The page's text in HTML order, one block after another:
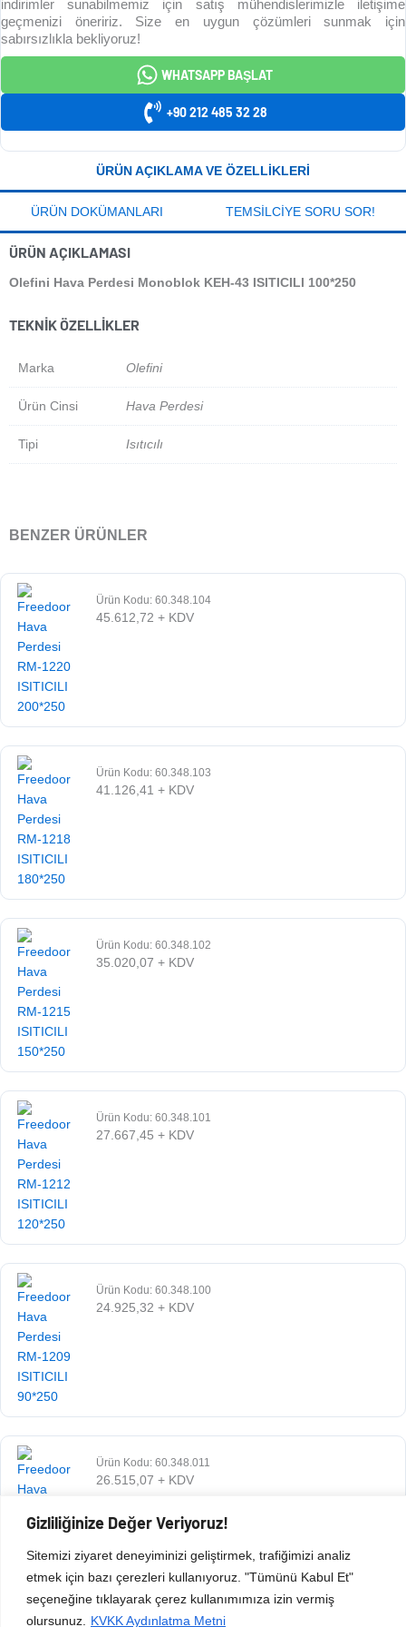
Gizliliğinize Değer Veriyoruz!
Sitemizi ziyaret deneyiminizi geliştirmek, trafiğimizi analiz
etmek için bazı çerezleri kullanıyoruz. "Tümünü Kabul Et"
seçeneğine tıklayarak çerez kullanımımıza izin vermiş
olursunuz.
KVKK Aydınlatma Metni
indirimler sunabilmemiz için satış mühendislerimizle iletişime
geçmenizi öneririz. Size en uygun çözümleri sunmak için
sabırsızlıkla bekliyoruz!
WHATSAPP BAŞLAT
+90 212 485 32 28
ÜRÜN AÇIKLAMA VE ÖZELLIKLERI
ÜRÜN DOKÜMANLARI TEMSILCIYE SORU SOR!
ÜRÜN AÇIKLAMASI
Olefini Hava Perdesi Monoblok KEH-43 ISITICILI 100*250
TEKNIK ÖZELLIKLER
Marka Olefini
Ürün Cinsi Hava Perdesi
Tipi Isıtıcılı
BENZER ÜRÜNLER
Ürün Kodu: 60.348.104
45.612,72 + KDV
Ürün Kodu: 60.348.103
41.126,41 + KDV
Ürün Kodu: 60.348.102
35.020,07 + KDV
Ürün Kodu: 60.348.101
27.667,45 + KDV
Ürün Kodu: 60.348.100
24.925,32 + KDV
Ürün Kodu: 60.348.011
26.515,07 + KDV